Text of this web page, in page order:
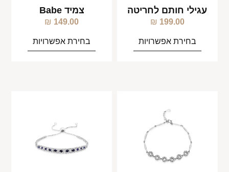
עגילי חותם לחריטה
199.00
₪
בחירת אפשרויות
צמיד Babe
149.00
₪
בחירת אפשרויות